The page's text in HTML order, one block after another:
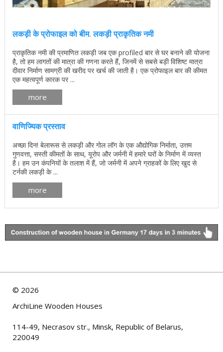
लकड़ी के प्रोफाइल को बीम. लकड़ी प्राकृतिक नमी
प्राकृतिक नमी की प्रमाणित लकड़ी जब एक profiled बार से घर बनाने की योजना
है, तो हम लागतों की मात्रा की गणना करते हैं, जिनमें से सबसे बड़ी विशिष्ट मात्रा
दीवार निर्माण सामग्री की खरीद पर खर्च की जाती है। एक प्रोफाइल बार की कीमत
एक महत्वपूर्ण कारक पर ...
more
वाणिज्यिक प्रस्ताव
अच्छा दिन! बेलारूस से लकड़ी और गोल लॉग के एक औद्योगिक निर्माता, उत्तम
गुणवत्ता, सस्ती कीमतों के साथ, यूरोप और जर्मनी में हमारे घरों के निर्माण में व्यस्त
है। हम उन कंपनियों के तलाश में हैं, जो जर्मनी में अपने ग्राहकों के लिए खुद से
टर्नकी लकड़ी के ...
more
© 2026
ArchiLine Wooden Houses
114-49, Necrasov str., Minsk, Republic of Belarus,
220049